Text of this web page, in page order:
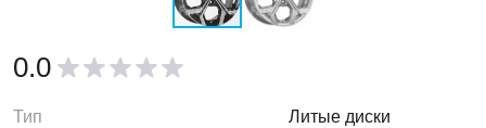
0.0
Тип Литые диски